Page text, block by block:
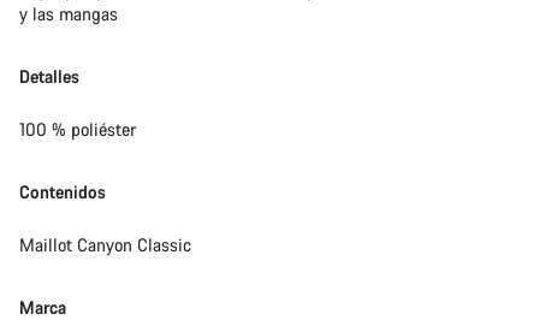
y las mangas
Detalles
100 % poliéster
Contenidos
Maillot Canyon Classic
Marca